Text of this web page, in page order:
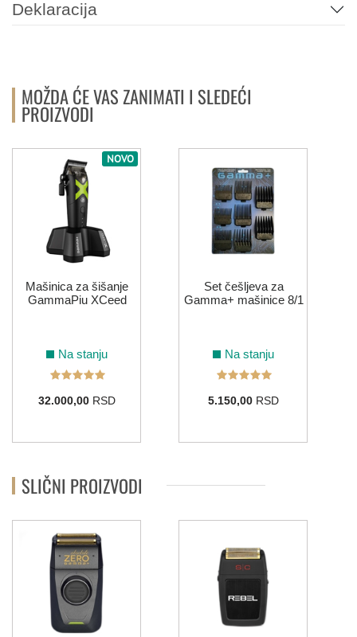
Deklaracija
MOŽDA ĆE VAS ZANIMATI I SLEDEĆI
PROIZVODI
NOVO
Mašinica za šišanje
GammaPiu XCeed
Na stanju
32.000,00RSD
Set češljeva za
Gamma+ mašinice 8/1
Na stanju
5.150,00RSD
SLIČNI PROIZVODI